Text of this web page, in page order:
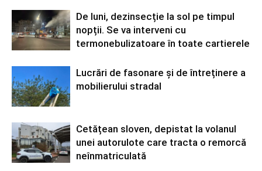
De luni, dezinsecție la sol pe timpul
nopții. Se va interveni cu
termonebulizatoare în toate cartierele
Lucrări de fasonare și de întreținere a
mobilierului stradal
Cetățean sloven, depistat la volanul
unei autorulote care tracta o remorcă
neînmatriculată